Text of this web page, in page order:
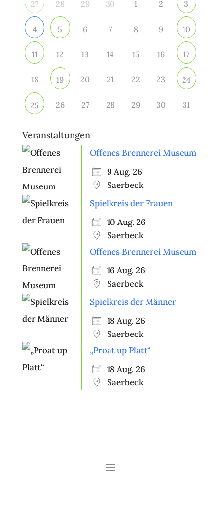
27 28 29 30 1 2 3
4 5 6 7 8 9 10
11 12 13 14 15 16 17
18 19 20 21 22 23 24
25 26 27 28 29 30 31
Veranstaltungen
Offenes Brennerei Museum
9 Aug. 26
Saerbeck
Spielkreis der Frauen
10 Aug. 26
Saerbeck
Offenes Brennerei Museum
16 Aug. 26
Saerbeck
Spielkreis der Männer
18 Aug. 26
Saerbeck
„Proat up Platt“
18 Aug. 26
Saerbeck